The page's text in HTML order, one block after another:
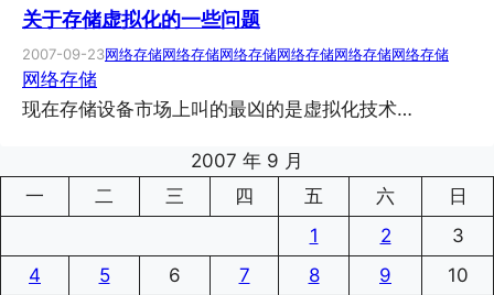
关于存储虚拟化的一些问题
2007-09-23网络存储网络存储网络存储网络存储网络存储网络存储
网络存储
现在存储设备市场上叫的最凶的是虚拟化技术…
2007 年 9 月
一
二 三 四 五 六
日
1
2
3
4
5 6 7 8 9
10